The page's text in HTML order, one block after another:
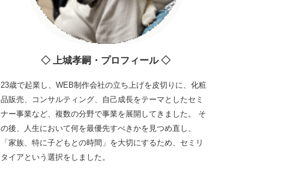
◇ 上城孝嗣・プロフィール ◇
23歳で起業し、WEB制作会社の立ち上げを皮切りに、化粧
品販売、コンサルティング、自己成長をテーマとしたセミ
ナー事業など、複数の分野で事業を展開してきました。 そ
の後、人生において何を最優先すべきかを見つめ直し、
「家族、特に子どもとの時間」を大切にするため、セミリ
タイアという選択をしました。